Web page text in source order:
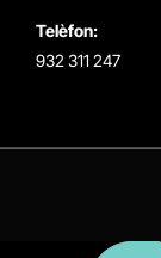
Telèfon:
932 311 247